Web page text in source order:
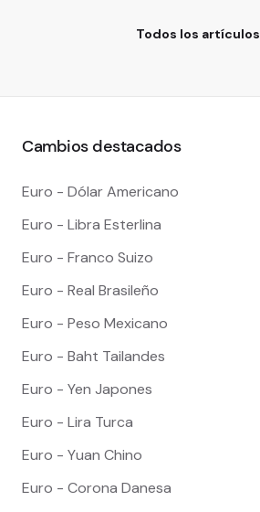
Todos los artículos
Cambios destacados
Euro - Dólar Americano
Euro - Libra Esterlina
Euro - Franco Suizo
Euro - Real Brasileño
Euro - Peso Mexicano
Euro - Baht Tailandes
Euro - Yen Japones
Euro - Lira Turca
Euro - Yuan Chino
Euro - Corona Danesa